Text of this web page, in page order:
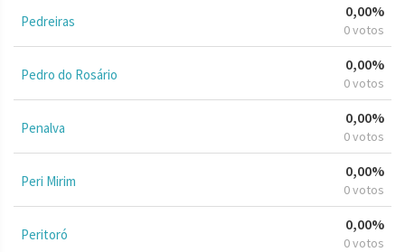
Pedreiras
0,00%
0 votos
Pedro do Rosário
0,00%
0 votos
Penalva
0,00%
0 votos
Peri Mirim
0,00%
0 votos
Peritoró
0,00%
0 votos